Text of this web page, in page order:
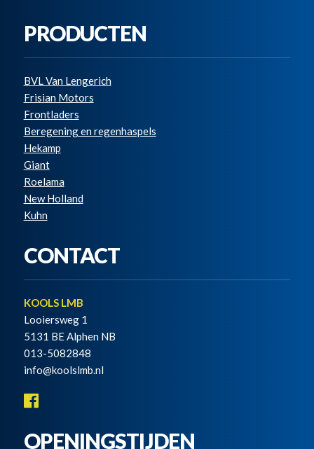
PRODUCTEN
BVL Van Lengerich
Frisian Motors
Frontladers
Beregening en regenhaspels
Hekamp
Giant
Roelama
New Holland
Kuhn
CONTACT
KOOLS LMB
Looiersweg 1
5131 BE Alphen NB
013-5082848
info@koolslmb.nl
OPENINGSTIJDEN